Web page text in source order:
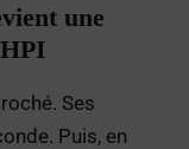
une
Ses
Puis, en